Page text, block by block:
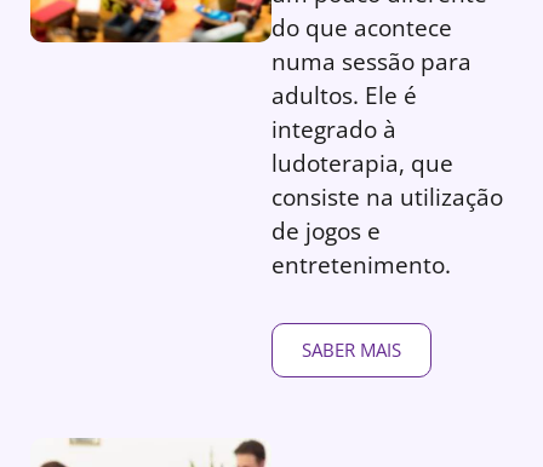
do que acontece
numa sessão para
adultos. Ele é
integrado à
ludoterapia, que
consiste na utilização
de jogos e
entretenimento.
SABER MAIS